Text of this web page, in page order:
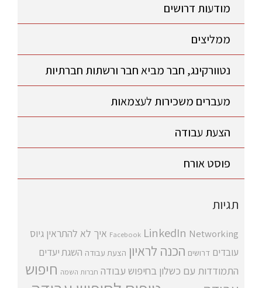
מודעות דרושים
ממליצים
נטוורקינג, חבר מביא חבר ורשתות חברתיות
מעברים משכירות לעצמאות
הצעת עבודה
פוסט אורח
תגיות
Facebook LinkedIn Networking איך לא להתראין גיוס
עובדים דרושים הכנה לראיון הצעת עבודה השגת יעדים
התמודדות עם כשלון בחיפוש עבודה חברות השמה חיפוש